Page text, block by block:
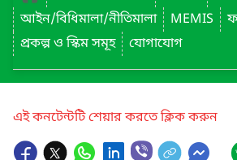
আইন/বিধিমালা/নীতিমালা
MEMIS
প্রকল্প ও স্কিম সমূহ
যোগাযোগ
এই কনটেন্টটি শেয়ার করতে ক্লিক করুন